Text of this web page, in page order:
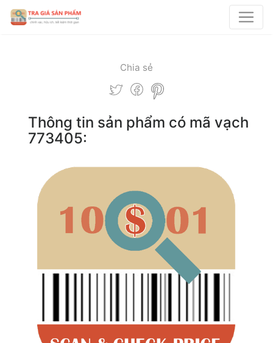
Chia sẻ
Thông tin sản phẩm có mã vạch
773405: